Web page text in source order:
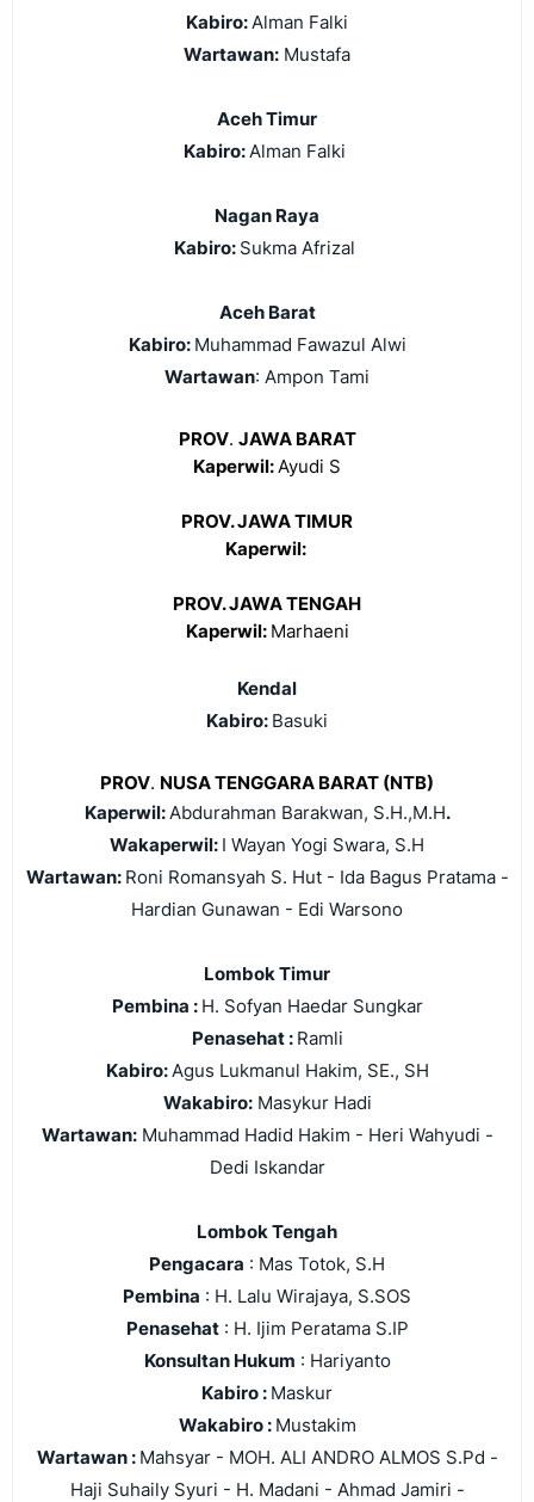
Kabiro:Alman Falki
Wartawan: Mustafa
Aceh Timur
Kabiro:Alman Falki
Nagan Raya
Kabiro: Sukma Afrizal
Aceh Barat
Kabiro: Muhammad Fawazul Alwi
Wartawan: Ampon Tami
PROV. JAWA BARAT
Kaperwil:Ayudi S
PROV. JAWA TIMUR
Kaperwil:
PROV. JAWA TENGAH
Kaperwil: Marhaeni
Kendal
Kabiro: Basuki
PROV. NUSA TENGGARA BARAT (NTB)
Kaperwil:Abdurahman Barakwan, S.H.,M.H.
Wakaperwil: I Wayan Yogi Swara, S.H
Wartawan: Roni Romansyah S. Hut - Ida Bagus Pratama -
Hardian Gunawan - Edi Warsono
Lombok Timur
Pembina : H. Sofyan Haedar Sungkar
Penasehat : Ramli
Kabiro:Agus Lukmanul Hakim, SE., SH
Wakabiro:Masykur Hadi
Wartawan:Muhammad Hadid Hakim - Heri Wahyudi -
Dedi Iskandar
Lombok Tengah
Pengacara : Mas Totok, S.H
Pembina : H. Lalu Wirajaya, S.SOS
Penasehat: H. Ijim Peratama S.IP
Konsultan Hukum : Hariyanto
Kabiro : Maskur
Wakabiro : Mustakim
Wartawan : Mahsyar - MOH. ALI ANDRO ALMOS S.Pd -
Haji Suhaily Syuri - H. Madani - Ahmad Jamiri -